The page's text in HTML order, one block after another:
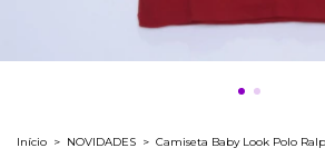
Início > NOVIDADES > Camiseta Baby Look Polo